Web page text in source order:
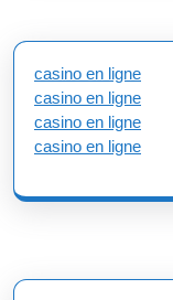
casino en ligne
casino en ligne
casino en ligne
casino en ligne